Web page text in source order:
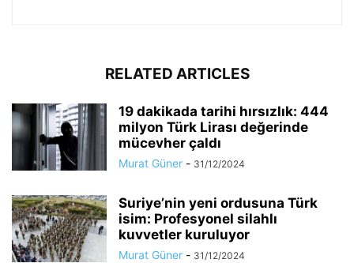
RELATED ARTICLES
19 dakikada tarihi hırsızlık: 444
milyon Türk Lirası değerinde
mücevher çaldı
Murat Güner - 31/12/2024
Suriye’nin yeni ordusuna Türk
isim: Profesyonel silahlı
kuvvetler kuruluyor
Murat Güner - 31/12/2024